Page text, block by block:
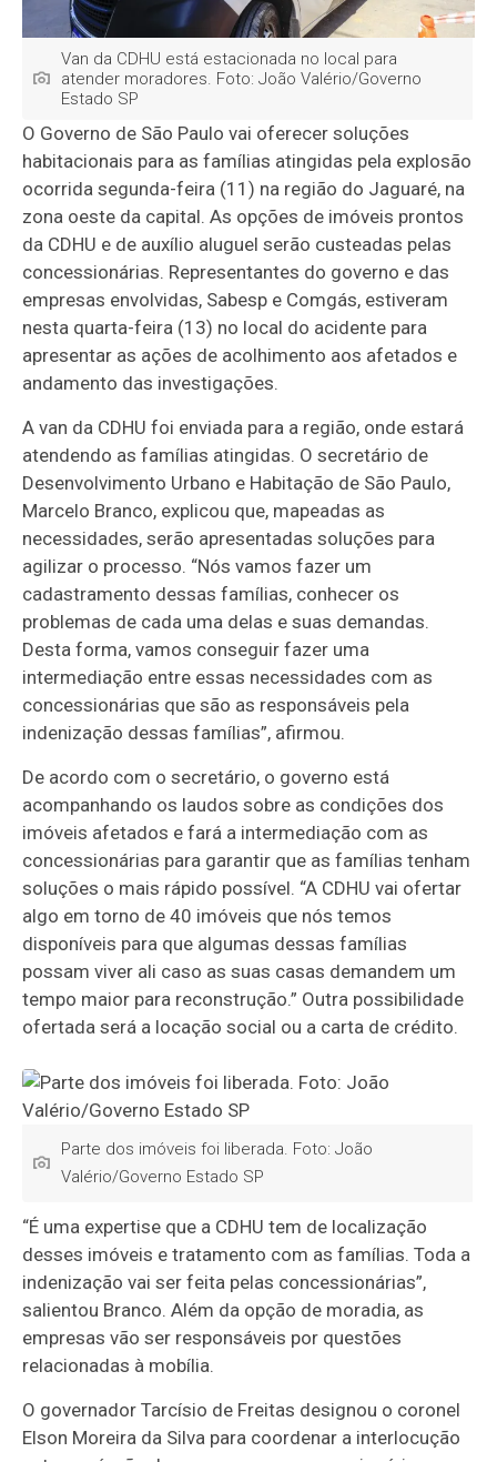
Van da CDHU está estacionada no local para
atender moradores. Foto: João Valério/Governo
Estado SP
O Governo de São Paulo vai oferecer soluções
habitacionais para as famílias atingidas pela explosão
ocorrida segunda-feira (11) na região do Jaguaré, na
zona oeste da capital. As opções de imóveis prontos
da CDHU e de auxílio aluguel serão custeadas pelas
concessionárias. Representantes do governo e das
empresas envolvidas, Sabesp e Comgás, estiveram
nesta quarta-feira (13) no local do acidente para
apresentar as ações de acolhimento aos afetados e
andamento das investigações.
A van da CDHU foi enviada para a região, onde estará
atendendo as famílias atingidas. O secretário de
Desenvolvimento Urbano e Habitação de São Paulo,
Marcelo Branco, explicou que, mapeadas as
necessidades, serão apresentadas soluções para
agilizar o processo. “Nós vamos fazer um
cadastramento dessas famílias, conhecer os
problemas de cada uma delas e suas demandas.
Desta forma, vamos conseguir fazer uma
intermediação entre essas necessidades com as
concessionárias que são as responsáveis pela
indenização dessas famílias”, afirmou.
De acordo com o secretário, o governo está
acompanhando os laudos sobre as condições dos
imóveis afetados e fará a intermediação com as
concessionárias para garantir que as famílias tenham
soluções o mais rápido possível. “A CDHU vai ofertar
algo em torno de 40 imóveis que nós temos
disponíveis para que algumas dessas famílias
possam viver ali caso as suas casas demandem um
tempo maior para reconstrução.” Outra possibilidade
ofertada será a locação social ou a carta de crédito.
Parte dos imóveis foi liberada. Foto: João
Valério/Governo Estado SP
“É uma expertise que a CDHU tem de localização
desses imóveis e tratamento com as famílias. Toda a
indenização vai ser feita pelas concessionárias”,
salientou Branco. Além da opção de moradia, as
empresas vão ser responsáveis por questões
relacionadas à mobília.
O governador Tarcísio de Freitas designou o coronel
Elson Moreira da Silva para coordenar a interlocução